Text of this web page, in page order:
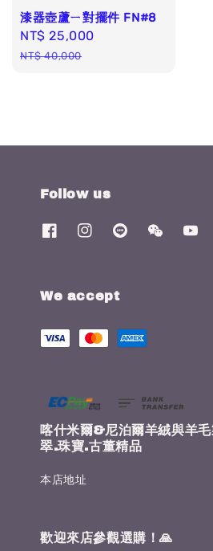
漆器壺蘆ㄧ對擺件 FN#8
Sale
price
NT$ 25,000
NT$ 40,000
Follow us
We accept
喀什米爾&尼泊爾羊絨與羊
翠.珠寶.古董精品
本店地址
歡迎來店參觀選購！🙏